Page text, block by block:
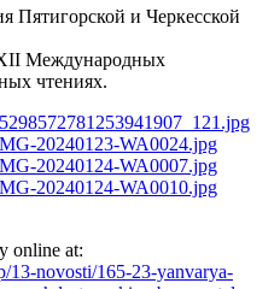
Пятигорской и Черкесской
Международных
чтениях.
online at:
13-novosti/165-23-yanvarya-